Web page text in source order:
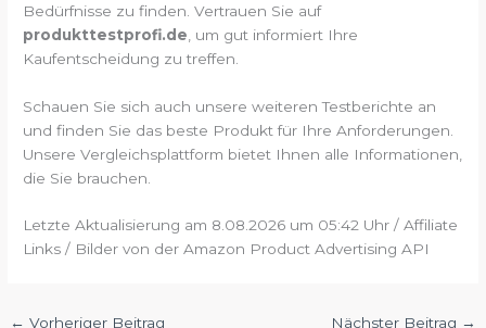
Bedürfnisse zu finden. Vertrauen Sie auf
produkttestprofi.de , um gut informiert Ihre
Kaufentscheidung zu treffen.
Schauen Sie sich auch unsere weiteren Testberichte an
und finden Sie das beste Produkt für Ihre Anforderungen.
Unsere Vergleichsplattform bietet Ihnen alle Informationen,
die Sie brauchen.
Letzte Aktualisierung am 8.08.2026 um 05:42 Uhr / Affiliate
Links / Bilder von der Amazon Product Advertising API
← Vorheriger Beitrag Nächster Beitrag →